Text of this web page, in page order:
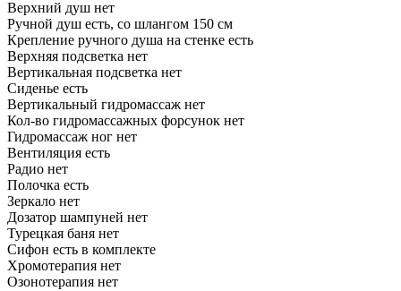
Верхний душ нет
Ручной душ есть, со шлангом 150 см
Крепление ручного душа на стенке есть
Верхняя подсветка нет
Вертикальная подсветка нет
Сиденье есть
Вертикальный гидромассаж нет
Кол-во гидромассажных форсунок нет
Гидромассаж ног нет
Вентиляция есть
Радио нет
Полочка есть
Зеркало нет
Дозатор шампуней нет
Турецкая баня нет
Сифон есть в комплекте
Хромотерапия нет
Озонотерапия нет